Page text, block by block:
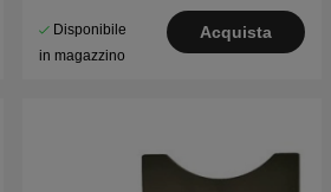
Disponibile
in magazzino
Acquista